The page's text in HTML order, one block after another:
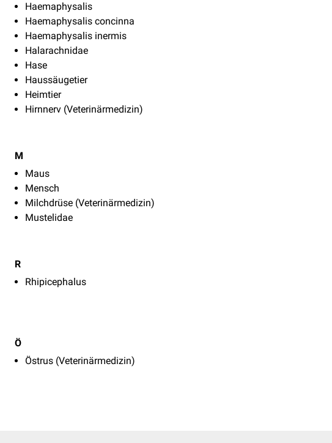
Haemaphysalis
Haemaphysalis concinna
Haemaphysalis inermis
Halarachnidae
Hase
Haussäugetier
Heimtier
Hirnnerv (Veterinärmedizin)
M
Maus
Mensch
Milchdrüse (Veterinärmedizin)
Mustelidae
R
Rhipicephalus
Ö
Östrus (Veterinärmedizin)